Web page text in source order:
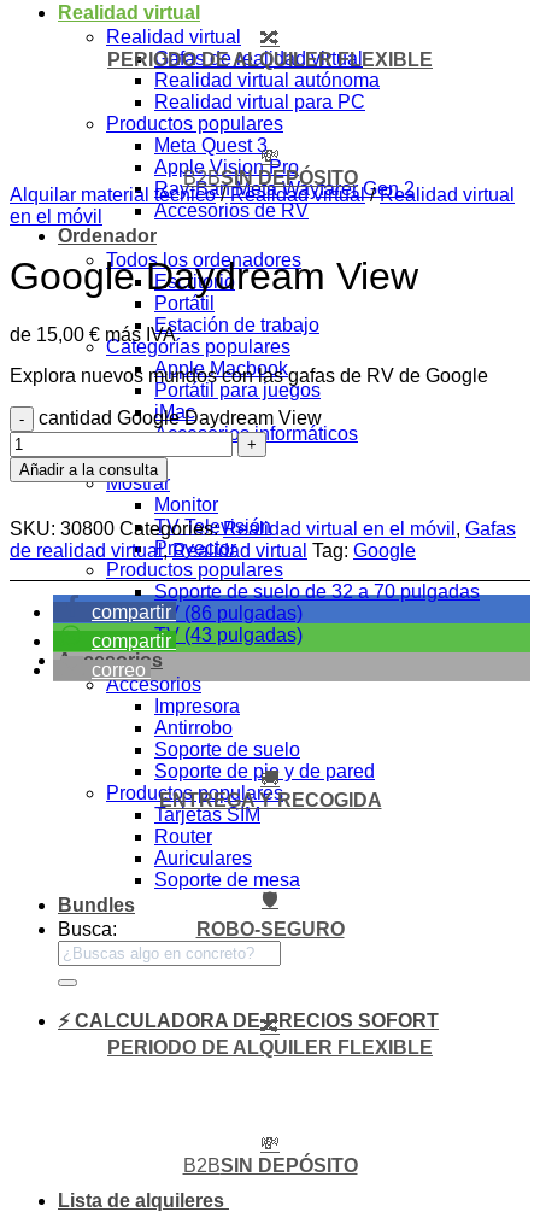
Realidad virtual
Realidad virtual
Gafas de realidad virtual
Realidad virtual autónoma
Realidad virtual para PC
Productos populares
Meta Quest 3
Apple Vision Pro
Ray-Ban Meta Wayfarer Gen 2
Accesorios de RV
Ordenador
Todos los ordenadores
Escritorio
Portátil
Estación de trabajo
Categorías populares
Apple Macbook
Portátil para juegos
iMac
Accesorios informáticos
Mostrar
Mostrar
Monitor
TV Televisión
Proyector
Productos populares
Soporte de suelo de 32 a 70 pulgadas
TV (86 pulgadas)
TV (43 pulgadas)
Accesorios
Accesorios
Impresora
Antirrobo
Soporte de suelo
Soporte de pie y de pared
Productos populares
Tarjetas SIM
Router
Auriculares
Soporte de mesa
Bundles
Busca:
⚡ CALCULADORA DE PRECIOS SOFORT
Lista de alquileres
🔀
PERIODO DE ALQUILER FLEXIBLE
💸
B2BSIN DEPÓSITO
Alquilar material técnico / Realidad virtual / Realidad virtual
en el móvil
Google Daydream View
de 15,00 € más IVA
Explora nuevos mundos con las gafas de RV de Google
cantidad Google Daydream View
Añadir a la consulta
SKU: 30800 Categories:Realidad virtual en el móvil , Gafas
de realidad virtual,Realidad virtual Tag: Google
compartir
compartir
correo
🚚
ENTREGA Y RECOGIDA
🛡️
ROBO-SEGURO
🔀
PERIODO DE ALQUILER FLEXIBLE
💸
B2BSIN DEPÓSITO